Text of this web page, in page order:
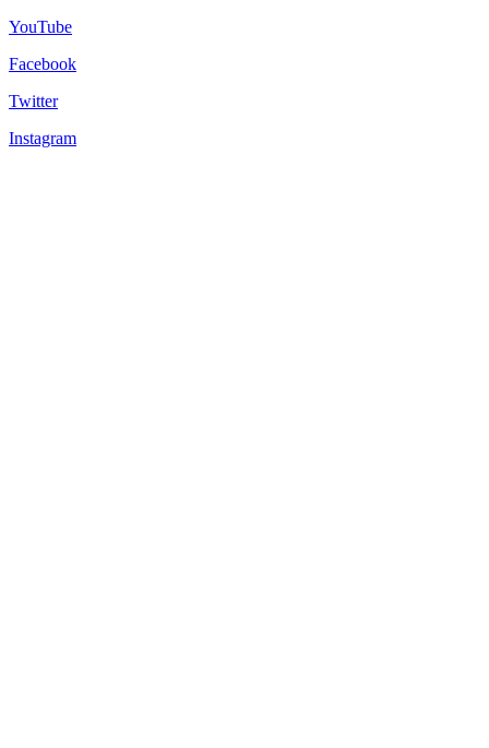
YouTube
Facebook
Twitter
Instagram